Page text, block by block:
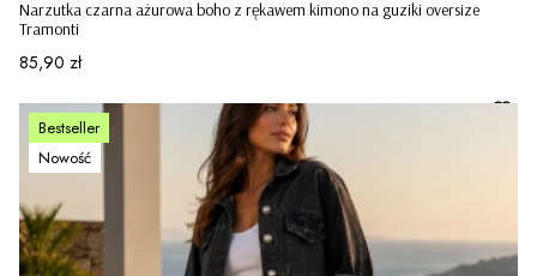
Narzutka czarna ażurowa boho z rękawem kimono na guziki oversize
Tramonti
Cena
85,90 zł
Bestseller
Nowość